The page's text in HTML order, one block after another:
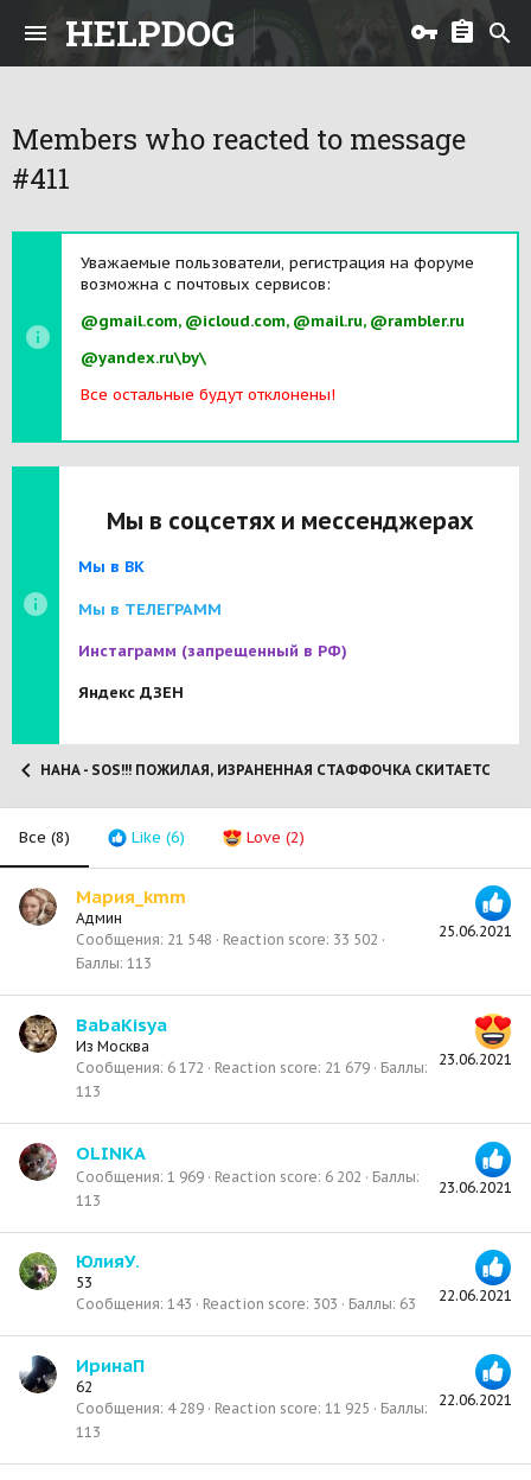
HELPDOG
Members who reacted to message
#411
Уважаемые пользователи, регистрация на форуме
возможна с почтовых сервисов:
@gmail.com, @icloud.com, @mail.ru, @rambler.ru
@yandex.ru\by\
Все остальные будут отклонены!
Мы в соцсетях и мессенджерах
Мы в ВК
Мы в ТЕЛЕГРАММ
Инстаграмм (запрещенный в РФ)
Яндекс ДЗЕН
НАНА - SOS!!! ПОЖИЛАЯ, ИЗРАНЕННАЯ СТАФФОЧКА СКИТАЕТСЯ
Все (8) Like (6) Love (2)
25.06.2021
Мария_kmm
Админ
Сообщения 21 548 Reaction score 33 502
Баллы 113
23.06.2021
BabaKisya
Из Москва
Сообщения 6 172 Reaction score 21 679
Баллы
113
23.06.2021
OLINKA
Сообщения 1 969 Reaction score 6 202
Баллы
113
22.06.2021
ЮлияУ.
53
Сообщения 143 Reaction score 303 Баллы 63
22.06.2021
ИринаП
62
Сообщения 4 289 Reaction score 11 925
Баллы
113